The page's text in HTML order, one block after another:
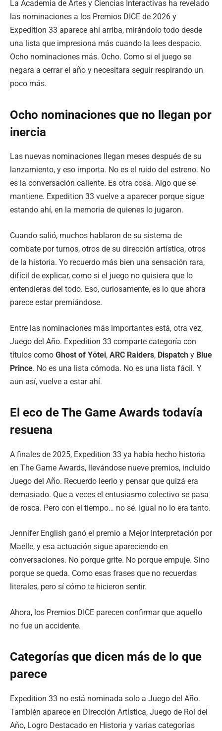
La Academia de Artes y Ciencias Interactivas ha revelado
las nominaciones a los Premios DICE de 2026 y
Expedition 33 aparece ahí arriba, mirándolo todo desde
una lista que impresiona más cuando la lees despacio.
Ocho nominaciones más. Ocho. Como si el juego se
negara a cerrar el año y necesitara seguir respirando un
poco más.
Ocho nominaciones que no llegan por
inercia
Las nuevas nominaciones llegan meses después de su
lanzamiento, y eso importa. No es el ruido del estreno. No
es la conversación caliente. Es otra cosa. Algo que se
mantiene. Expedition 33 vuelve a aparecer porque sigue
estando ahí, en la memoria de quienes lo jugaron.
Cuando salió, muchos hablaron de su sistema de
combate por turnos, otros de su dirección artística, otros
de la historia. Yo recuerdo más bien una sensación rara,
difícil de explicar, como si el juego no quisiera que lo
entendieras del todo. Eso, curiosamente, es lo que ahora
parece estar premiándose.
Entre las nominaciones más importantes está, otra vez,
Juego del Año. Expedition 33 comparte categoría con
títulos como Ghost of Yōtei, ARC Raiders, Dispatch y Blue
Prince. No es una lista cómoda. No es una lista fácil. Y
aun así, vuelve a estar ahí.
El eco de The Game Awards todavía
resuena
A finales de 2025, Expedition 33 ya había hecho historia
en The Game Awards, llevándose nueve premios, incluido
Juego del Año. Recuerdo leerlo y pensar que quizá era
demasiado. Que a veces el entusiasmo colectivo se pasa
de rosca. Pero con el tiempo… no sé. Igual no lo era tanto.
Jennifer English ganó el premio a Mejor Interpretación por
Maelle, y esa actuación sigue apareciendo en
conversaciones. No porque grite. No porque empuje. Sino
porque se queda. Como esas frases que no recuerdas
literales, pero sí cómo te hicieron sentir.
Ahora, los Premios DICE parecen confirmar que aquello
no fue un accidente.
Categorías que dicen más de lo que
parece
Expedition 33 no está nominada solo a Juego del Año.
También aparece en Dirección Artística, Juego de Rol del
Año, Logro Destacado en Historia y varias categorías